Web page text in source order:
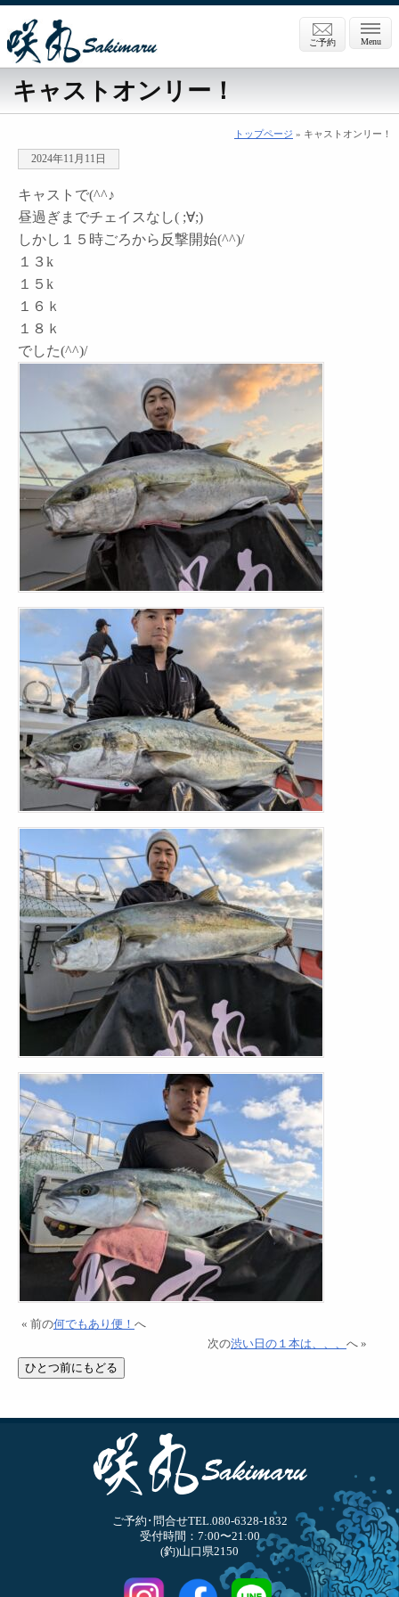
Menu
ご予約
キャストオンリー！
トップページ » キャストオンリー！
2024年11月11日
キャストで(^^♪
昼過ぎまでチェイスなし( ;∀;)
しかし１５時ごろから反撃開始(^^)/
１３k
１５k
１６ｋ
１８ｋ
でした(^^)/
« 前の何でもあり便！ へ
次の渋い日の１本は、、、 へ »
ご予約･問合せTEL.080-6328-1832
受付時間：7:00〜21:00
(釣)山口県2150